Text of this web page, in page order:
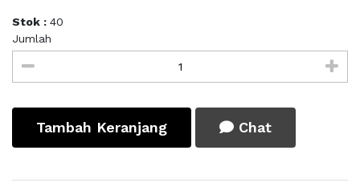
Stok : 40
Jumlah
Tambah Keranjang Chat